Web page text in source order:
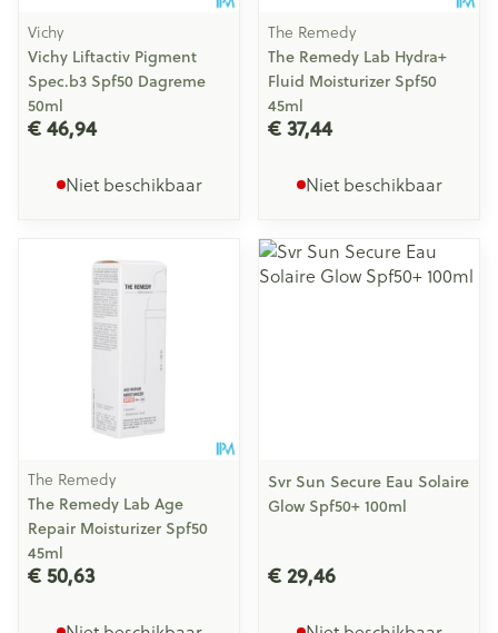
Vichy
Vichy Liftactiv Pigment
Spec.b3 Spf50 Dagreme
50ml
€ 46,94
Niet beschikbaar
The Remedy
The Remedy Lab Hydra+
Fluid Moisturizer Spf50
45ml
€ 37,44
Niet beschikbaar
The Remedy
The Remedy Lab Age
Repair Moisturizer Spf50
45ml
€ 50,63
Svr Sun Secure Eau Solaire
Glow Spf50+ 100ml
€ 29,46